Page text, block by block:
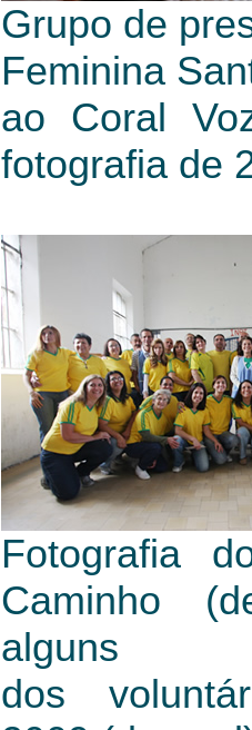
Grupo de
Feminina
ao Coral
fotografia de
Fotografia
Caminho
alguns
dos